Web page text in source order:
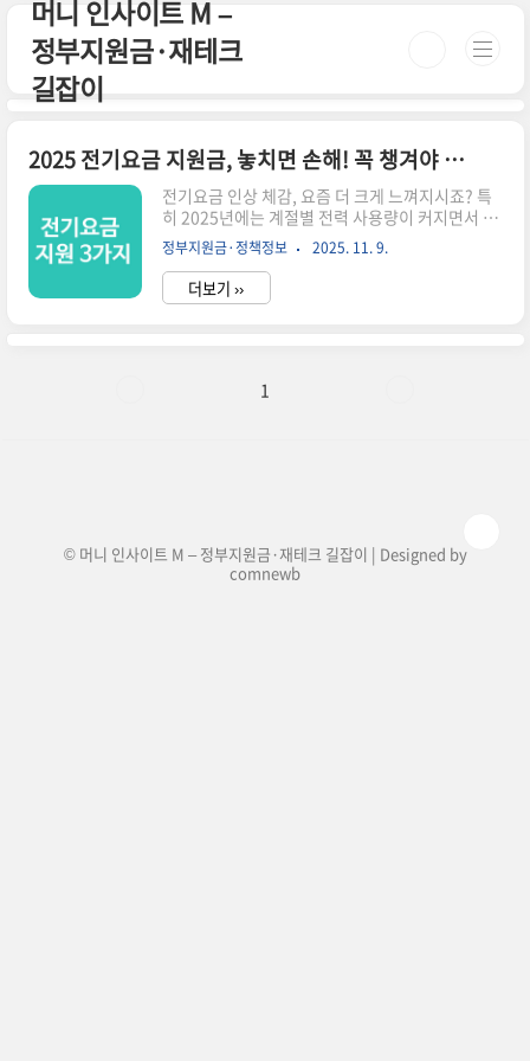
본문 바로가기
머니 인사이트 M –
정부지원금·재테크
길잡이
2025 전기요금 지원금, 놓치면 손해! 꼭 챙겨야 할 혜택 3가지
전기요금 인상 체감, 요즘 더 크게 느껴지시죠? 특
히 2025년에는 계절별 전력 사용량이 커지면서 지
원금을 알고 챙기는 사람과 모르는 사람의 부담 차
이가 크게 날 전망입니다.정부가 놓치지 말라고 내
놓은 전기요금 지원 제도들이 있는데, 의외로 많은
분들이 “내가 대상인지도 모르고 그냥 지나칩니
수만 원 절약됩니다.⏳ 3분 요약 – 꼭 챙겨야 할 전
정부지원금·정책정보 2025. 11. 9.
더보기 ››
1
© 머니 인사이트 M – 정부지원금·재테크 길잡이 | Designed by
comnewb